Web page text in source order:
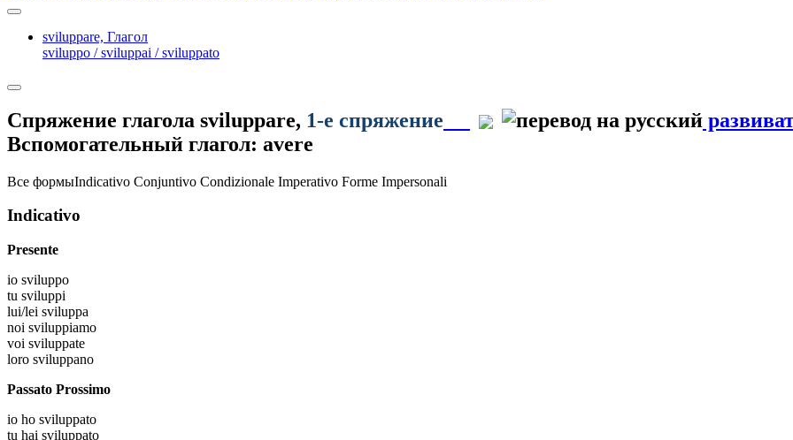
sviluppare, Глагол
sviluppo / sviluppai / sviluppato
Спряжение глагола sviluppare, 1-е спряжение
Вспомогательный глагол: avere
Все формыIndicativo Conjuntivo Condizionale Imperativo Forme Impersonali
Indicativo
Presente
io sviluppo
tu sviluppi
lui/lei sviluppa
noi sviluppiamo
voi sviluppate
loro sviluppano
Passato Prossimo
io ho sviluppato
tu hai sviluppato